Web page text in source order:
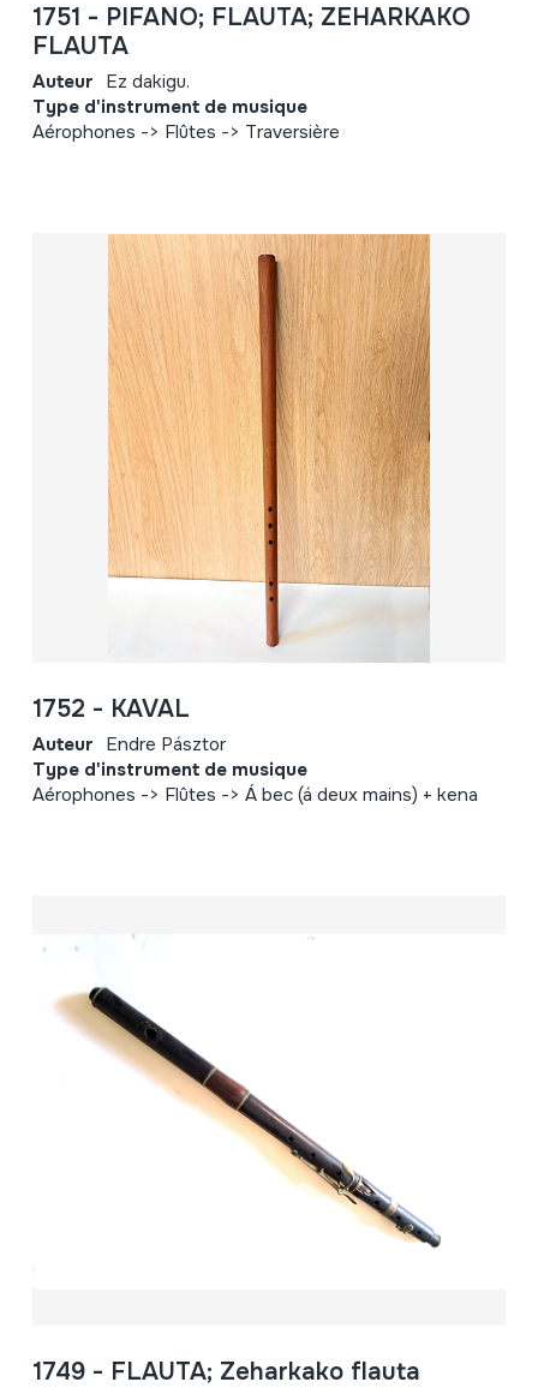
1751 - PIFANO; FLAUTA; ZEHARKAKO
FLAUTA
Auteur Ez dakigu.
Type d'instrument de musique
Aérophones -> Flûtes -> Traversière
1752 - KAVAL
Auteur Endre Pásztor
Type d'instrument de musique
Aérophones -> Flûtes -> Á bec (á deux mains) + kena
1749 - FLAUTA; Zeharkako flauta